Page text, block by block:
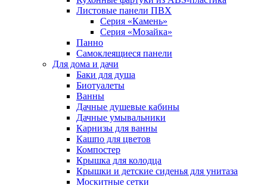
Листовые панели ПВХ
Серия «Камень»
Серия «Мозайка»
Панно
Самоклеящиеся панели
Для дома и дачи
Баки для душа
Биотуалеты
Ванны
Дачные душевые кабины
Дачные умывальники
Карнизы для ванны
Кашпо для цветов
Компостер
Крышка для колодца
Крышки и детские сиденья для унитаза
Москитные сетки